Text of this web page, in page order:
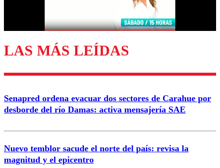
Enviar comentario
LAS MÁS LEÍDAS
Senapred ordena evacuar dos sectores de Carahue por
desborde del río Damas: activa mensajería SAE
Nuevo temblor sacude el norte del país: revisa la
magnitud y el epicentro